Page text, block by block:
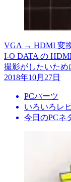
VGA → HDMI 変
I-O DATA の
撮影がしたいた
2018年10月27日
PCパーツ
いろいろレ
今日のPCネ